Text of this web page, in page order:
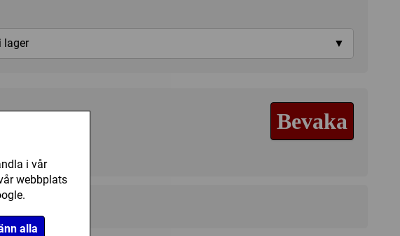
i vår
webbplats
alla
lager ▼
Bevaka